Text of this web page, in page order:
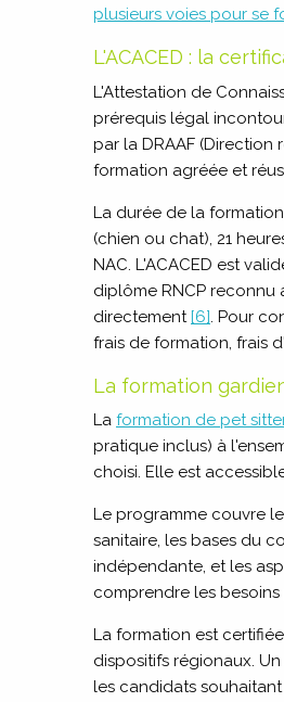
plusieurs voies pour se
L'ACACED : la
L'Attestation de
prérequis légal
par la DRAAF
formation agréée et
La durée de la
(chien ou chat), 21
NAC. L'ACACED est
diplôme RNCP reconnu
directement[6]. Pour
frais de formation, frais
La formation
La formation de pet
pratique inclus) à
choisi. Elle est
Le programme couvre
sanitaire, les bases du
indépendante, et les
comprendre les
La formation est certifiée
dispositifs régionaux.
les candidats